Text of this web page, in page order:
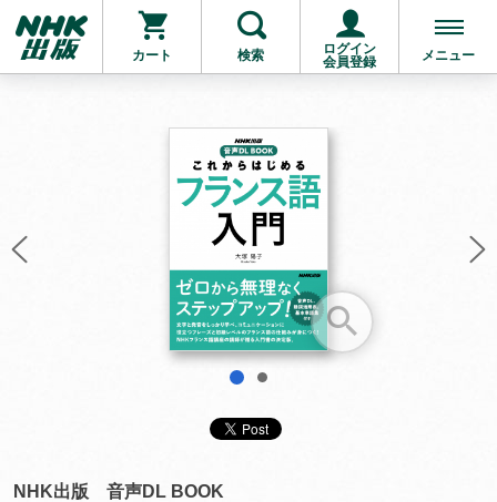
カート 検索
ログイン
会員登録
メニュー
お支払いに進む
他にも商品を買う
1
NHK出版 音声DL BOOK